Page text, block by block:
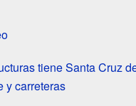
tiene Santa Cruz
y carreteras